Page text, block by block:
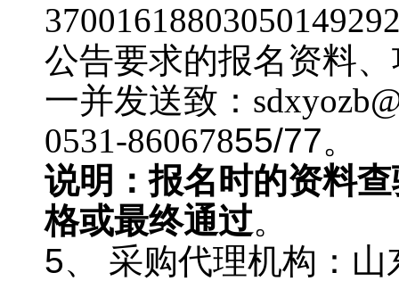
公告要求的报名资料
一并发送致：
0531-86067855/77。
说明：报名时的资料
格或最终通过。
5、 采购代理机构：